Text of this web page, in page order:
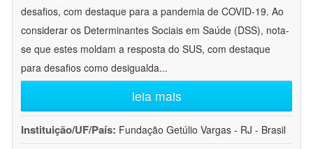
desafios, com destaque para a pandemia de COVID-19. Ao
considerar os Determinantes Sociais em Saúde (DSS), nota-
se que estes moldam a resposta do SUS, com destaque
para desafios como desigualda...
leia mais
Instituição/UF/País: Fundação Getúlio Vargas - RJ - Brasil